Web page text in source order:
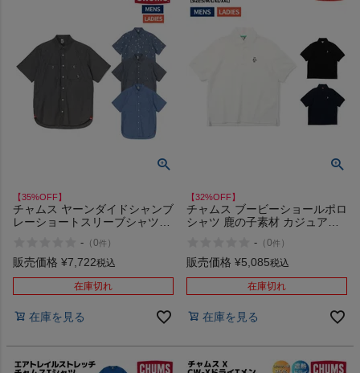
【35%OFF】
チャムス ヤーンダイドシャンブ
レーショートスリーブシャツ
Shirt アウトレット セール
- （0件 ）
販売価格 ¥7,722税込
在庫切れ
在庫を見る
【32%OFF】
チャムス ブービーショールポロ
シャツ 鹿の子素材 カジュアル
Shawl Polo Shirt アウトレット
セール
- （0件 ）
販売価格 ¥5,085税込
在庫切れ
在庫を見る